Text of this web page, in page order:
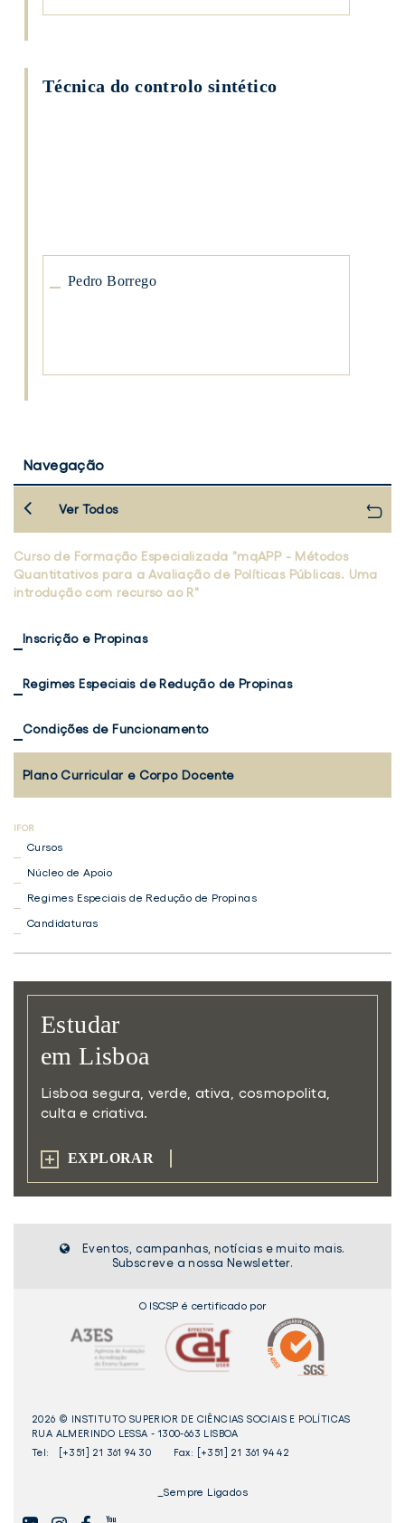
Técnica do controlo sintético
Pedro Borrego
Navegação
Ver Todos
Curso de Formação Especializada "mqAPP - Métodos
Quantitativos para a Avaliação de Políticas Públicas. Uma
introdução com recurso ao R"
Inscrição e Propinas
Regimes Especiais de Redução de Propinas
Condições de Funcionamento
Plano Curricular e Corpo Docente
Cursos
Núcleo de Apoio
Regimes Especiais de Redução de Propinas
Candidaturas
Estudar
em Lisboa
Lisboa segura, verde, ativa,
cosmopolita,
culta e criativa.
EXPLORAR
Eventos, campanhas, notícias e muito mais.
Subscreve a nossa Newsletter.
O ISCSP é certificado por
2026 © INSTITUTO SUPERIOR DE CIÊNCIAS SOCIAIS E POLÍTICAS
RUA ALMERINDO LESSA - 1300-663 LISBOA
Tel:
[+351] 21 361 94 30 Fax: [+351] 21 361 94 42
_Sempre Ligados